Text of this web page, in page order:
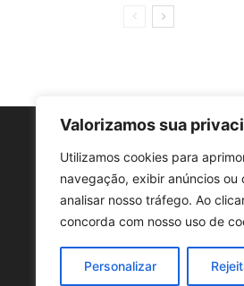
Valorizamos sua
Utilizamos cookies para
navegação, exibir anúncios
analisar nosso tráfego. Ao
concorda com nosso uso de
Personalizar